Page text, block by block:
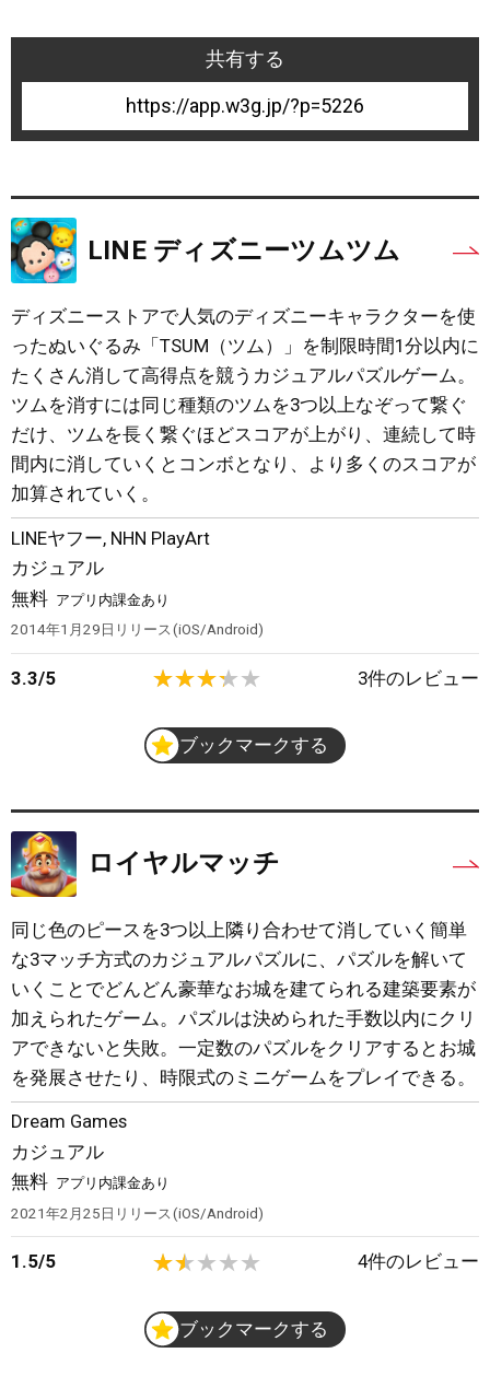
共有する
5226
LINE ディズニーツムツム
ディズニーストアで人気のディズニーキャラクターを使
ったぬいぐるみ「TSUM（ツム）」を制限時間1分以内に
たくさん消して高得点を競うカジュアルパズルゲーム。
ツムを消すには同じ種類のツムを3つ以上なぞって繋ぐ
だけ、ツムを長く繋ぐほどスコアが上がり、連続して時
間内に消していくとコンボとなり、より多くのスコアが
加算されていく。
LINEヤフー, NHN PlayArt
カジュアル
無料 アプリ内課金あり
2014年1月29日 リリース iOS/Android
3.3/5 3件のレビュー
ブックマークする
ロイヤルマッチ
同じ色のピースを3つ以上隣り合わせて消していく簡単
な3マッチ方式のカジュアルパズルに、パズルを解いて
いくことでどんどん豪華なお城を建てられる建築要素が
加えられたゲーム。パズルは決められた手数以内にクリ
アできないと失敗。一定数のパズルをクリアするとお城
を発展させたり、時限式のミニゲームをプレイできる。
Dream Games
カジュアル
無料 アプリ内課金あり
2021年2月25日 リリース iOS/Android
1.5/5 4件のレビュー
ブックマークする